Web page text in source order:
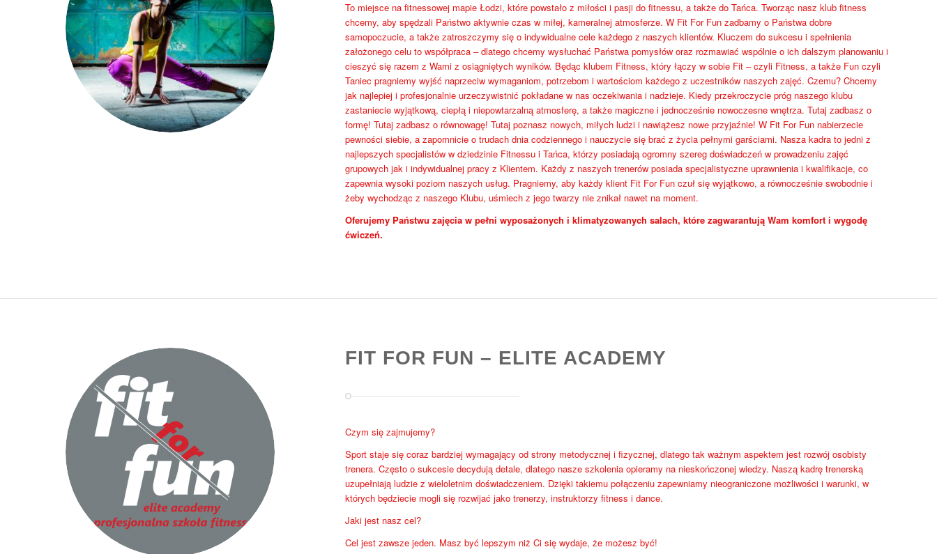
To miejsce na fitnessowej mapie Łodzi, które powstało z miłości i pasji do fitnessu, a także do Tańca. Tworząc nasz klub fitness
chcemy, aby spędzali Państwo aktywnie czas w miłej, kameralnej atmosferze. W Fit For Fun zadbamy o Państwa dobre
samopoczucie, a także zatroszczymy się o indywidualne cele każdego z naszych klientów. Kluczem do sukcesu i spełnienia
założonego celu to współpraca – dlatego chcemy wysłuchać Państwa pomysłów oraz rozmawiać wspólnie o ich dalszym planowaniu i
cieszyć się razem z Wami z osiągniętych wyników. Będąc klubem Fitness, który łączy w sobie Fit – czyli Fitness, a także Fun czyli
Taniec pragniemy wyjść naprzeciw wymaganiom, potrzebom i wartościom każdego z uczestników naszych zajęć. Czemu? Chcemy
jak najlepiej i profesjonalnie urzeczywistnić pokładane w nas oczekiwania i nadzieje. Kiedy przekroczycie próg naszego klubu
zastaniecie wyjątkową, ciepłą i niepowtarzalną atmosferę, a także magiczne i jednocześnie nowoczesne wnętrza. Tutaj zadbasz o
formę! Tutaj zadbasz o równowagę! Tutaj poznasz nowych, miłych ludzi i nawiążesz nowe przyjaźnie! W Fit For Fun nabierzecie
pewności siebie, a zapomnicie o trudach dnia codziennego i nauczycie się brać z życia pełnymi garściami. Nasza kadra to jedni z
najlepszych specjalistów w dziedzinie Fitnessu i Tańca, którzy posiadają ogromny szereg doświadczeń w prowadzeniu zajęć
grupowych jak i indywidualnej pracy z Klientem. Każdy z naszych trenerów posiada specjalistyczne uprawnienia i kwalifikacje, co
zapewnia wysoki poziom naszych usług. Pragniemy, aby każdy klient Fit For Fun czuł się wyjątkowo, a równocześnie swobodnie i
żeby wychodząc z naszego Klubu, uśmiech z jego twarzy nie znikał nawet na moment.
Oferujemy Państwu zajęcia w pełni wyposażonych i klimatyzowanych salach, które zagwarantują Wam komfort i wygodę
ćwiczeń.
FIT FOR FUN – ELITE ACADEMY
Czym się zajmujemy?
Sport staje się coraz bardziej wymagający od strony metodycznej i fizycznej, dlatego tak ważnym aspektem jest rozwój osobisty
trenera. Często o sukcesie decydują detale, dlatego nasze szkolenia opieramy na nieskończonej wiedzy. Naszą kadrę trenerską
uzupełniają ludzie z wieloletnim doświadczeniem. Dzięki takiemu połączeniu zapewniamy nieograniczone możliwości i warunki, w
których będziecie mogli się rozwijać jako trenerzy, instruktorzy fitness i dance.
Jaki jest nasz cel?
Cel jest zawsze jeden. Masz być lepszym niż Ci się wydaje, że możesz być!